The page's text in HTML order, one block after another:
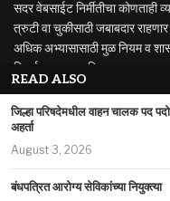
सदर वेबसाईट निर्मीतीचा कोणताही
त्रुटी वा चुकीसाठी जबाबदार राहणार
अधिक अभ्यासासाठी मुळ नियम व
निदर्शनास आणुन दिल्यास सुधारणा
READ ALSO
जिल्हा परिषदेमधील वाहन चालक पद
अहर्ता
August 3, 2026
बंधपत्रित आरोग्य सेविकांच्या नियुक्त्या